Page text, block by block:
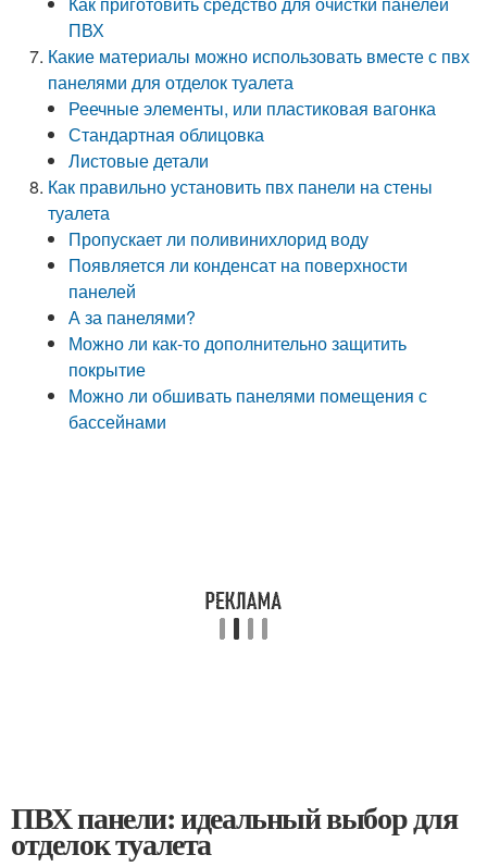
ПВХ
Какие материалы можно использовать вместе с пвх
панелями для отделок туалета
Реечные элементы, или пластиковая вагонка
Стандартная облицовка
Листовые детали
Как правильно установить пвх панели на стены
туалета
Пропускает ли поливинихлорид воду
Появляется ли конденсат на поверхности
панелей
А за панелями?
Можно ли как-то дополнительно защитить
покрытие
Можно ли обшивать панелями помещения с
бассейнами
ПВХ панели: идеальный выбор для
отделок туалета